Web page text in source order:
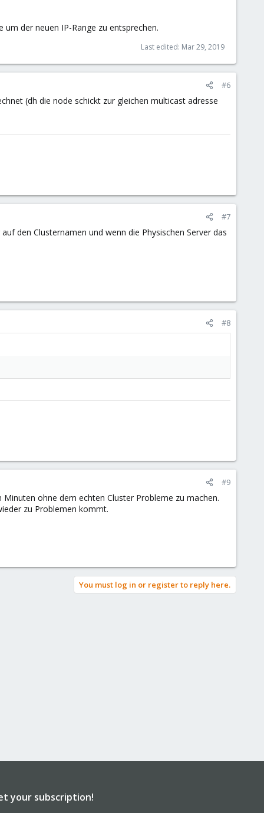
der neuen IP-Range zu entsprechen.
Last edited: Mar 29, 2019
#6
(dh die node schickt zur gleichen multicast adresse
#7
den Clusternamen und wenn die Physischen Server das
#8
#9
ohne dem echten Cluster Probleme zu machen.
zu Problemen kommt.
You must log in or register to reply here.
your subscription!